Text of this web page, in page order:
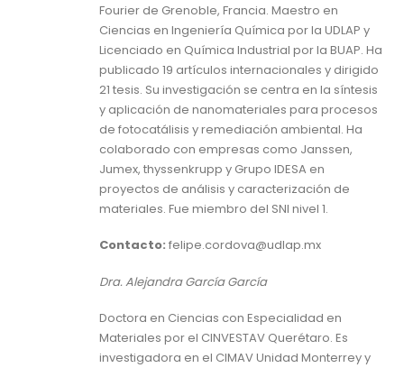
Fourier de Grenoble, Francia. Maestro en
Ciencias en Ingeniería Química por la UDLAP y
Licenciado en Química Industrial por la BUAP. Ha
publicado 19 artículos internacionales y dirigido
21 tesis. Su investigación se centra en la síntesis
y aplicación de nanomateriales para procesos
de fotocatálisis y remediación ambiental. Ha
colaborado con empresas como Janssen,
Jumex, thyssenkrupp y Grupo IDESA en
proyectos de análisis y caracterización de
materiales. Fue miembro del SNI nivel 1.
Contacto: felipe.cordova@udlap.mx
Dra. Alejandra García García
Doctora en Ciencias con Especialidad en
Materiales por el CINVESTAV Querétaro. Es
investigadora en el CIMAV Unidad Monterrey y